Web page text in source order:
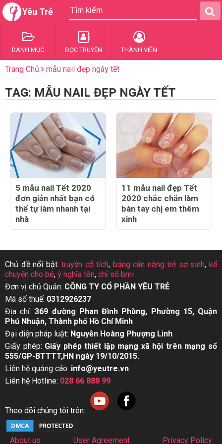
Yêu Trẻ
DANH MỤC ĐỌC TRUYỆN THÀNH VIÊN
Trang Chủ mẫu nail đẹp ngày tết
TAG: MẪU NAIL ĐẸP NGÀY TẾT
5 mẫu nail Tết 2020
đơn giản nhất bạn có
thể tự làm nhanh tại
nhà
11 mẫu nail đẹp Tết
2020 chắc chắn làm
bàn tay chị em thêm
xinh
Chủ đề nổi bật:truyện cổ tích, bảng cân nặng trẻ sơ sinh,kể
chuyện cho bé, ý nghĩa tên, chỉ số bmi
Đơn vị chủ Quản: CÔNG TY CỔ PHẦN YÊU TRẺ
Mã số thuế: 0312926237
Địa chỉ:369 đường Phan Đình Phùng, Phường 15, Quận
Phú Nhuận, Thành phố Hồ Chí Minh
Đại diện pháp luật: Nguyễn Hoàng Phượng Linh
Giấy phép: Giấy phép thiết lập mạng xã hội trên mạng số
555/GP-BTTTT,HN ngày 19/10/2015.
Liên hệ quảng cáo: info@yeutre.vn
Liên hệ Hotline: 028 66 888 99
Theo dõi chúng tôi trên:
About us User Agreement Privacy Policy